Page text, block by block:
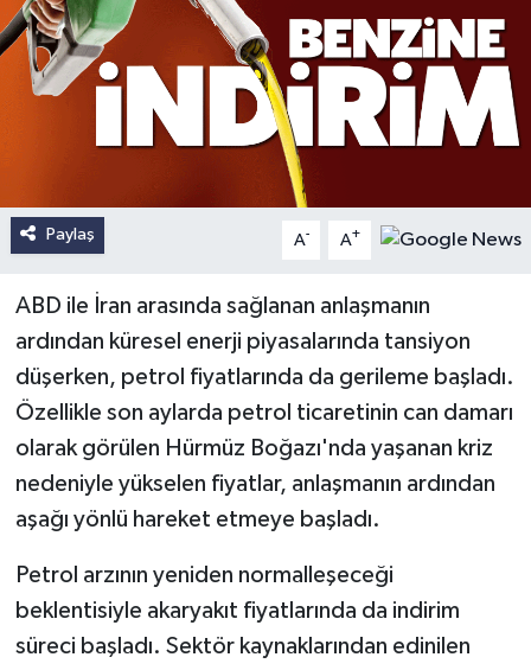
Paylaş A- A+
ABD ile İran arasında sağlanan anlaşmanın
ardından küresel enerji piyasalarında tansiyon
düşerken, petrol fiyatlarında da gerileme başladı.
Özellikle son aylarda petrol ticaretinin can damarı
olarak görülen Hürmüz Boğazı'nda yaşanan kriz
nedeniyle yükselen fiyatlar, anlaşmanın ardından
aşağı yönlü hareket etmeye başladı.
Petrol arzının yeniden normalleşeceği
beklentisiyle akaryakıt fiyatlarında da indirim
süreci başladı. Sektör kaynaklarından edinilen